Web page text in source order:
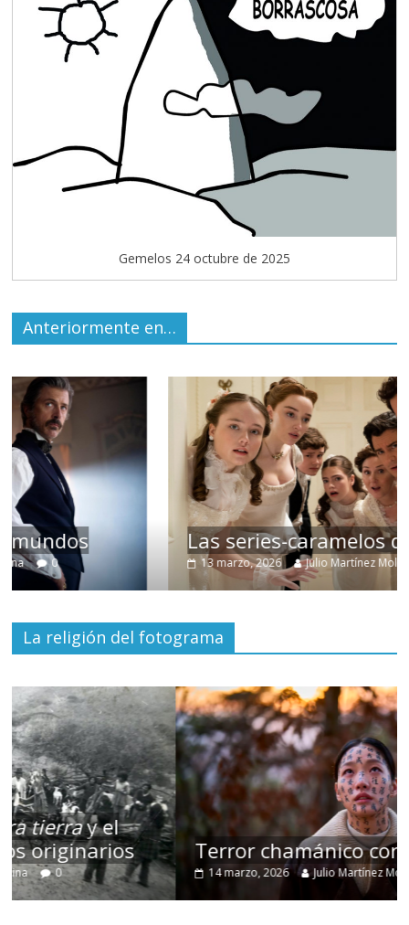
Gemelos 24 octubre de 2025
Anteriormente en…
Las series-caramelos de Shondaland
13 marzo, 2026 Julio Martínez Molina 0
La religión del fotograma
Terror chamánico coreano
14 marzo, 2026 Julio Martínez Molina 0